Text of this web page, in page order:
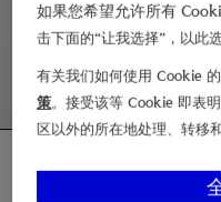
¥3,800.00
如果您希望允许所有
击下面的“让我选择”，以此
有关我们如何使用 Cookie
策。接受该等 Cookie 即表
区以外的所在地处理、转移